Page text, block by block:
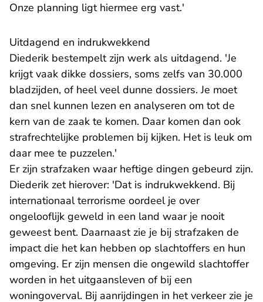
Onze planning ligt hiermee erg vast.'
Uitdagend en indrukwekkend
Diederik bestempelt zijn werk als uitdagend. 'Je
krijgt vaak dikke dossiers, soms zelfs van 30.000
bladzijden, of heel veel dunne dossiers. Je moet
dan snel kunnen lezen en analyseren om tot de
kern van de zaak te komen. Daar komen dan ook
strafrechtelijke problemen bij kijken. Het is leuk om
daar mee te puzzelen.'
Er zijn strafzaken waar heftige dingen gebeurd zijn.
Diederik zet hierover: 'Dat is indrukwekkend. Bij
internationaal terrorisme oordeel je over
ongelooflijk geweld in een land waar je nooit
geweest bent. Daarnaast zie je bij strafzaken de
impact die het kan hebben op slachtoffers en hun
omgeving. Er zijn mensen die ongewild slachtoffer
worden in het uitgaansleven of bij een
woningoverval. Bij aanrijdingen in het verkeer zie je